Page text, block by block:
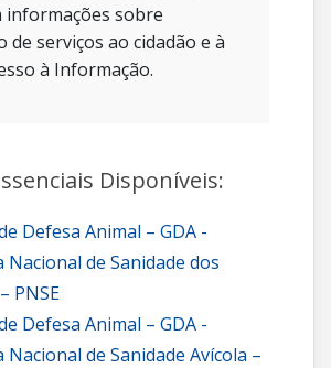
sobre
de serviços ao cidadão e à
à Informação.
Disponíveis:
Defesa Animal – GDA -
Nacional de Sanidade dos
PNSE
Defesa Animal – GDA -
de Sanidade Avícola –